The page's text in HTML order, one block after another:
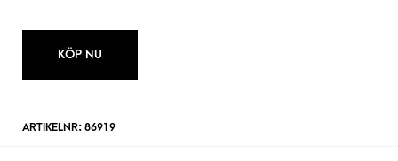
KÖP NU
ARTIKELNR: 86919